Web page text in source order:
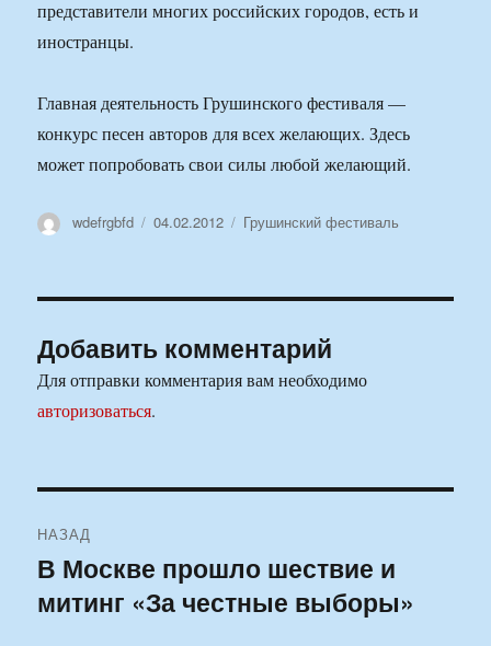
представители многих российских городов, есть и
иностранцы.
Главная деятельность Грушинского фестиваля —
конкурс песен авторов для всех желающих. Здесь
может попробовать свои силы любой желающий.
Автор
wdefrgbfd Опубликовано
04.02.2012 Рубрики
Грушинский фестиваль
Добавить комментарий
Для отправки комментария вам необходимо
авторизоваться.
по
записям
НАЗАД
Предыдущая
запись:
В Москве прошло шествие и
митинг «За честные выборы»